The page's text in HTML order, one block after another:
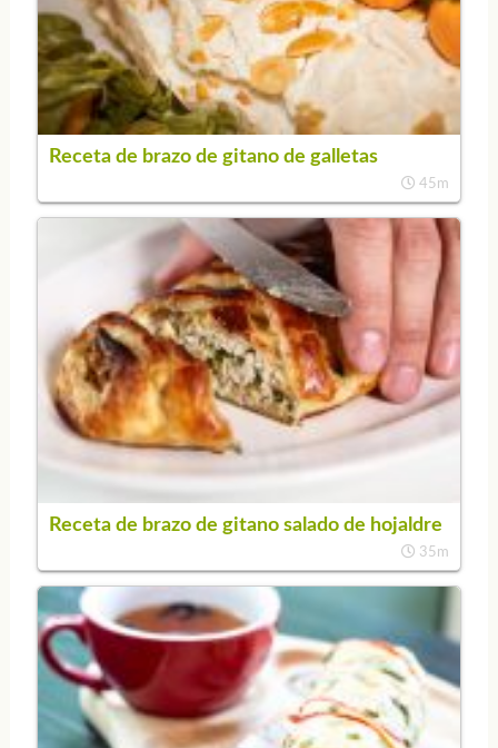
Receta de brazo de gitano de galletas
45m
Receta de brazo de gitano salado de hojaldre
35m